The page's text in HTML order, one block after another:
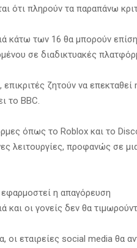
ότι πληρούν τα παραπάνω
κάτω των 16 θα μπορούν
σε διαδικτυακές
ζητούν να
το BBC.
όπως το Roblox και το
λειτουργίες, προφανώς σε
η απαγόρευση
και οι γονείς δεν θα
οι εταιρείες social media θα